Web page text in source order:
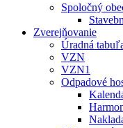
Spoločný
Zverejňovanie
Úradná
VZN
VZN1
Odpadové